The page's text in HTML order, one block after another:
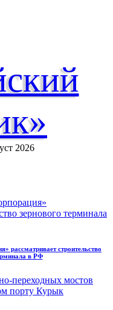
2026
рассматривает строительство
в РФ